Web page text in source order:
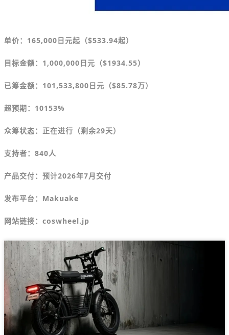
单价： 165,000日元起（$533.94起）
目标金额： 1,000,000日元（$1934.55）
已筹金额：101,533,800日元（$85.78万）
超预期：10153%
众筹状态：正在进行（剩余29天）
支持者：840人
产品交付：预计2026年7月交付
发布平台：Makuake
网站链接：coswheel.jp